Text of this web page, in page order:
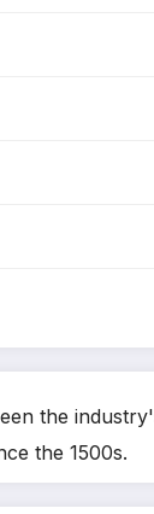
the
the 1500s.